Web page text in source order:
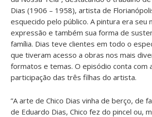
Dias (1906 – 1958), artista de
esquecido pelo público. A pintura era seu
expressão e também sua forma de
família. Dias teve clientes em todo o
que tiveram acesso a obras nos mais
formatos e temas. O episódio conta com
participação das três filhas do artista.
​”A arte de Chico Dias vinha de berço, de
de Eduardo Dias, Chico fez do pincel ou,